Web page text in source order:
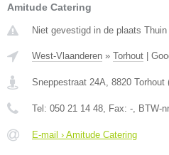
Amitude Catering
Niet gevestigd in de plaats
West-Vlaanderen » Torhout |
Sneppestraat 24A 8820 Torhout
Tel: 050 21 14 48 , Fax: - , BTW-
E-mail › Amitude Catering